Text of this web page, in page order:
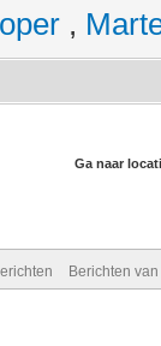
,
Ga naar
Berichten